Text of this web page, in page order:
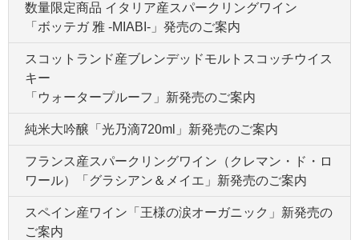
数量限定商品 イタリア産スパークリングワイン
「ボッテガ 雅 -MIABI-」発売のご案内
スコットランド産ブレンデッドモルトスコッチウイス
キー
「ウォータープルーフ」新発売のご案内
純米大吟醸「光乃滴720ml」新発売のご案内
フランス産スパークリングワイン（クレマン・ド・ロ
ワール）「グラシアン＆メイエ」新発売のご案内
スペイン産ワイン「王様の涙オーガニック」新発売の
ご案内